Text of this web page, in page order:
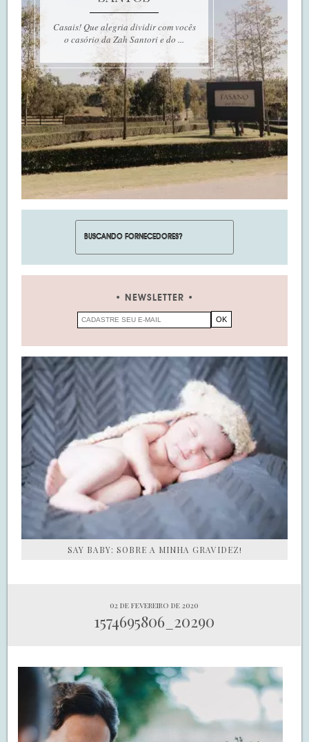
Casais! Que alegria dividir com vocês
o casório da Zah Santori e do ...
NEWSLETTER
SAY BABY: SOBRE A MINHA GRAVIDEZ!
02 de fevereiro de 2020
1574695806_20290